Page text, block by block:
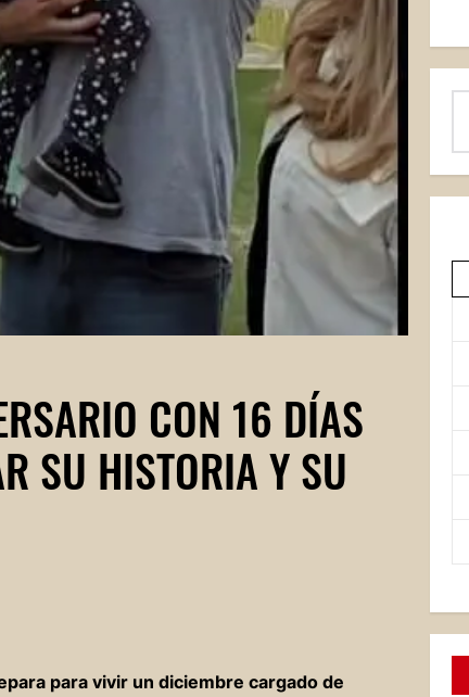
CON 16 DÍAS
SU HISTORIA Y SU
para vivir un diciembre cargado de